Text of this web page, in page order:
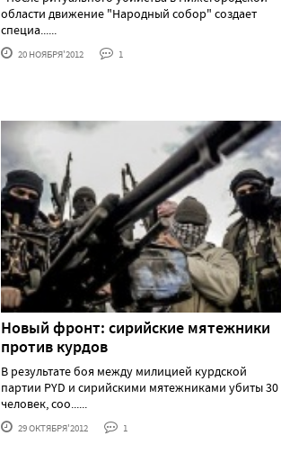
области движение "Народный собор" создает
специа......
20 НОЯБРЯ'2012 1
Новый фронт: сирийские мятежники
против курдов
В результате боя между милицией курдской
партии PYD и сирийскими мятежниками убиты 30
человек, соо......
29 ОКТЯБРЯ'2012 1